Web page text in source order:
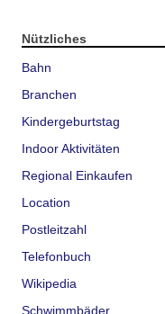
Nützliches
Bahn
Branchen
Kindergeburtstag
Indoor Aktivitäten
Regional Einkaufen
Location
Postleitzahl
Telefonbuch
Wikipedia
Schwimmbäder